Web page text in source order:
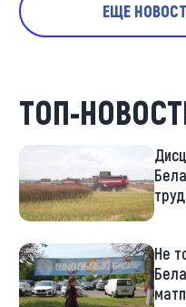
ЕЩЕ
ТОП-
Не